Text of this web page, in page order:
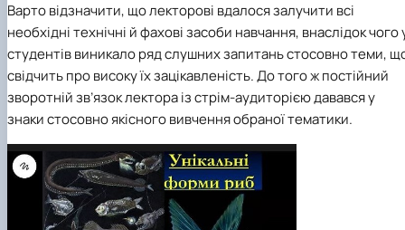
Варто відзначити, що лекторові вдалося залучити всі
необхідні технічні й фахові засоби навчання, внаслідок чого
студентів виникало ряд слушних запитань стосовно теми,
свідчить про високу їх зацікавленість. До того ж постійний
зворотній зв’язок лектора із стрім-аудиторією давався у
знаки стосовно якісного вивчення обраної тематики.